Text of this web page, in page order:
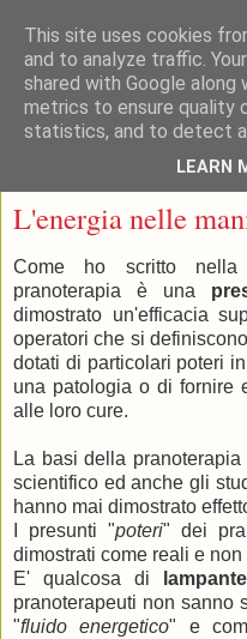
L'energia nelle
Come ho scritto nella
pranoterapia è una
dimostrato un'efficacia
operatori che si
dotati di particolari poteri
una patologia o di fornire
alle loro cure.
La basi della
scientifico ed anche gli
hanno mai dimostrato
I presunti "poteri" dei
dimostrati come reali e
E' qualcosa di
pranoterapeuti non sanno
"fluido energetico" e
This site uses cookies
and to analyze traffic.
shared with Google
metrics to ensure quality
statistics, and to detect
LEARN